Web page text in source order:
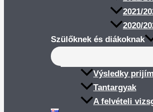
2021/
2020/
Szülőknek és diákoknak
Výsledky
Tantargyak
A felvételi